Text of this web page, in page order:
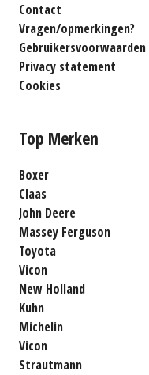
Contact
Vragen/opmerkingen?
Gebruikersvoorwaarden
Privacy statement
Cookies
Top Merken
Boxer
Claas
John Deere
Massey Ferguson
Toyota
Vicon
New Holland
Kuhn
Michelin
Vicon
Strautmann